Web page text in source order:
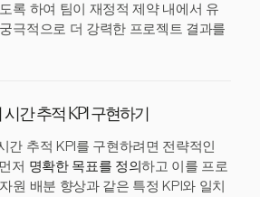
록 하여 팀이 재정적 제약 내에서 유
극적으로 더 강력한 프로젝트 결과를
간 추적 KPI 구현하기
간 추적 KPI를 구현하려면 전략적인
저 명확한 목표를 정의하고 이를 프로
원 배분 향상과 같은 특정 KPI와 일치